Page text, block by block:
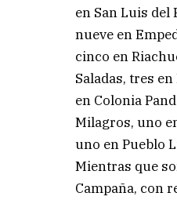
en San Luis del
nueve en
cinco en
Saladas, tres
en Colonia
Milagros, uno
uno en Pueblo
Mientras que
Campaña, con